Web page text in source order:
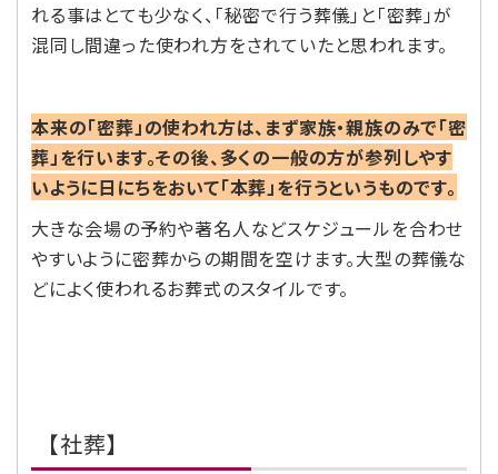
れる事はとても少なく、「秘密で行う葬儀」と「密葬」が
混同し間違った使われ方をされていたと思われます。
本来の「密葬」の使われ方は、まず家族・親族のみで「密
葬」を行います。その後、多くの一般の方が参列しやす
いように日にちをおいて「本葬」を行うというものです。
大きな会場の予約や著名人などスケジュールを合わせ
やすいように密葬からの期間を空けます。大型の葬儀な
どによく使われるお葬式のスタイルです。
【社葬】